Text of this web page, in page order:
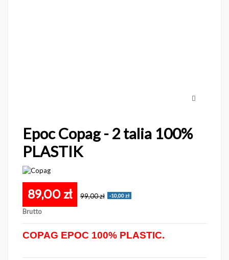
Epoc Copag - 2 talia 100%
PLASTIK
89,00 zł 99,00 zł -10,00 zł
Brutto
COPAG EPOC 100% PLASTIC.